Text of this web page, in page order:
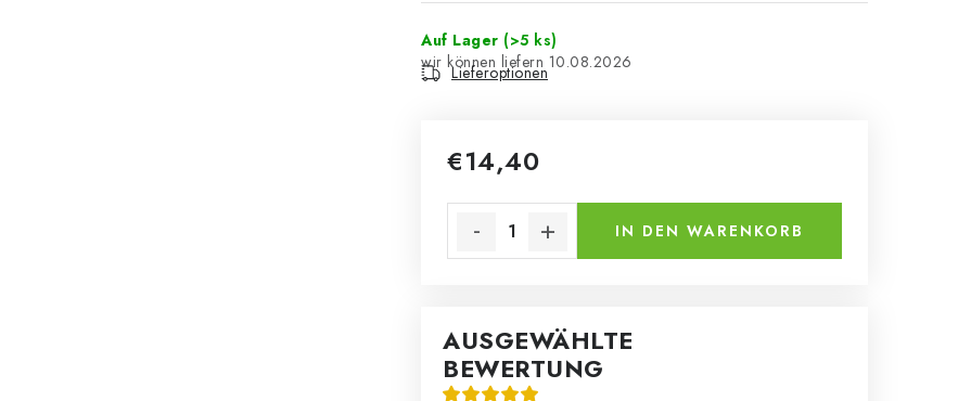
Auf Lager (>5 ks)
10.08.2026
Lieferoptionen
€14,40
IN DEN WARENKORB
AUSGEWÄHLTE
BEWERTUNG